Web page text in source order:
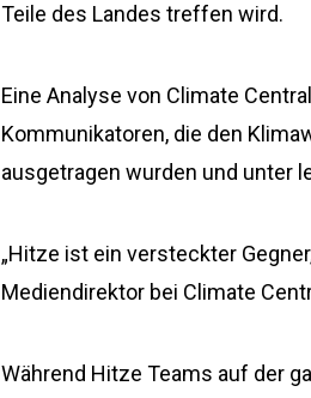
Teile des Landes treffen wird.
Eine Analyse von Climate
Kommunikatoren, die den
ausgetragen wurden und unter
„Hitze ist ein versteckter
Mediendirektor bei Climate
Während Hitze Teams auf der